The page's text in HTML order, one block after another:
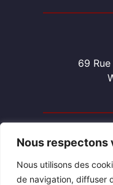
Nous respectons
Nous utilisons des
de navigation, diffuser
69
Courriel: